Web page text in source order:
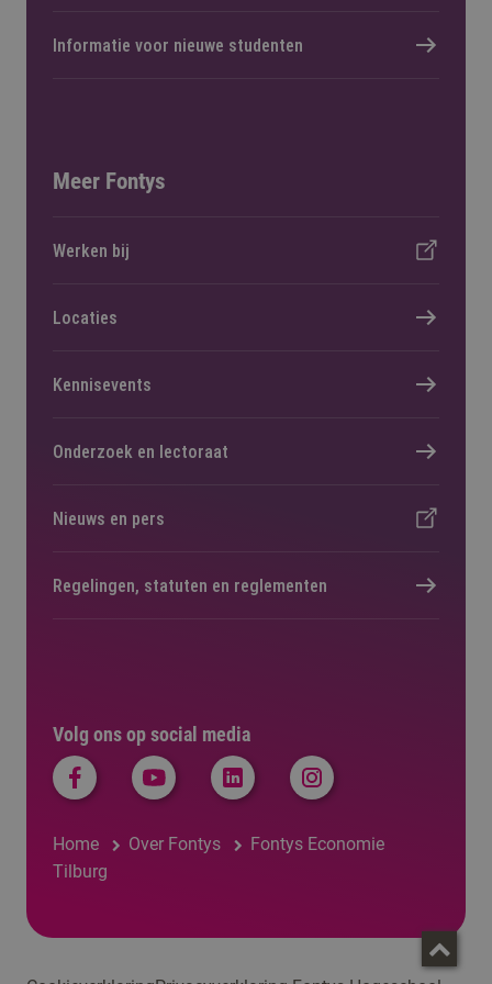
Volg ons op social media
Home Over Fontys
Fontys Economie
Tilburg
Informatie voor nieuwe studenten
Meer Fontys
Werken bij
Locaties
Kennisevents
Onderzoek en lectoraat
Nieuws en pers
Regelingen, statuten en reglementen